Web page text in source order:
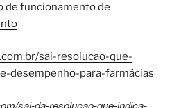
de funcionamento de
sai-resolucao-que-
desempenho-para-farmácias
sai-da-resolucao-que-indica-